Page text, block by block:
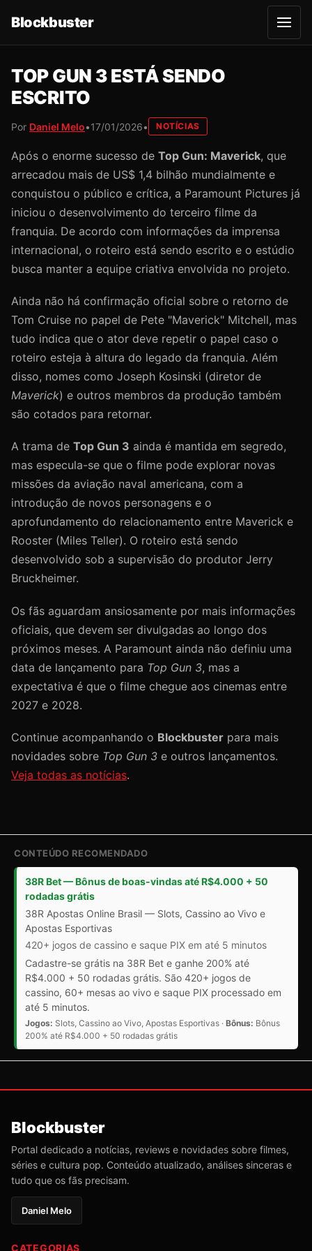
Blockbuster
A
b
r
TOP GUN 3 ESTÁ SENDO
ESCRITO
Por Daniel Melo•17/01/2026• NOTÍCIAS
Após o enorme sucesso de Top Gun: Maverick, que
arrecadou mais de US$ 1,4 bilhão mundialmente e
conquistou o público e crítica, a Paramount Pictures já
iniciou o desenvolvimento do terceiro filme da
franquia. De acordo com informações da imprensa
internacional, o roteiro está sendo escrito e o estúdio
busca manter a equipe criativa envolvida no projeto.
Ainda não há confirmação oficial sobre o retorno de
Tom Cruise no papel de Pete "Maverick" Mitchell, mas
tudo indica que o ator deve repetir o papel caso o
roteiro esteja à altura do legado da franquia. Além
disso, nomes como Joseph Kosinski (diretor de
Maverick) e outros membros da produção também
são cotados para retornar.
A trama de Top Gun 3 ainda é mantida em segredo,
mas especula-se que o filme pode explorar novas
missões da aviação naval americana, com a
introdução de novos personagens e o
aprofundamento do relacionamento entre Maverick e
Rooster (Miles Teller). O roteiro está sendo
desenvolvido sob a supervisão do produtor Jerry
Bruckheimer.
Os fãs aguardam ansiosamente por mais informações
oficiais, que devem ser divulgadas ao longo dos
próximos meses. A Paramount ainda não definiu uma
data de lançamento para Top Gun 3, mas a
expectativa é que o filme chegue aos cinemas entre
2027 e 2028.
Continue acompanhando o Blockbuster para mais
novidades sobre Top Gun 3 e outros lançamentos.
Veja todas as notícias.
CONTEÚDO RECOMENDADO
38R Bet — Bônus de boas-vindas até R$4.000 + 50
rodadas grátis
38R Apostas Online Brasil — Slots, Cassino ao Vivo e
Apostas Esportivas
420+ jogos de cassino e saque PIX em até 5 minutos
Cadastre-se grátis na 38R Bet e ganhe 200% até
R$4.000 + 50 rodadas grátis. São 420+ jogos de
cassino, 60+ mesas ao vivo e saque PIX processado em
até 5 minutos.
Jogos: Slots, Cassino ao Vivo, Apostas Esportivas · Bônus: Bônus
200% até R$4.000 + 50 rodadas grátis
Blockbuster
Portal dedicado a notícias, reviews e novidades sobre filmes,
séries e cultura pop. Conteúdo atualizado, análises sinceras e
tudo que os fãs precisam.
Daniel Melo
CATEGORIAS